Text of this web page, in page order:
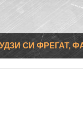
СИ ФРЕГАТ,